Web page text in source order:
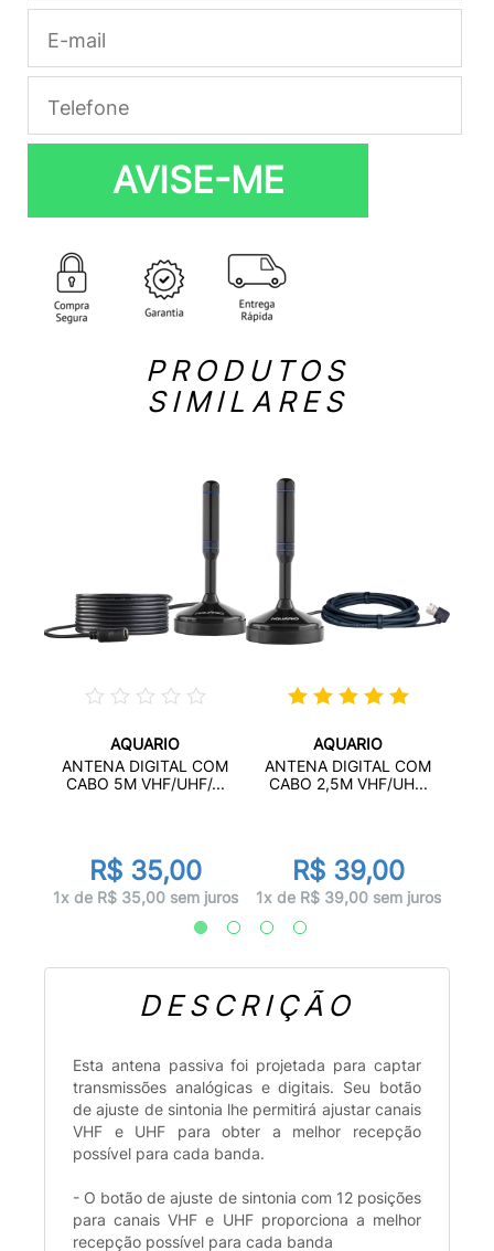
AVISE-ME
PRODUTOS
SIMILARES
AQUARIO
ANTENA DIGITAL COM
CABO 5M VHF/UHF/...
R$ 35,00
1x de R$ 35,00 sem juros
AQUARIO
ANTENA DIGITAL COM
CABO 2,5M VHF/UH...
R$ 39,00
1x de R$ 39,00 sem juros
DESCRIÇÃO
Esta antena passiva foi projetada para captar
transmissões analógicas e digitais. Seu botão
de ajuste de sintonia lhe permitirá ajustar canais
VHF e UHF para obter a melhor recepção
possível para cada banda.
- O botão de ajuste de sintonia com 12 posições
para canais VHF e UHF proporciona a melhor
recepção possível para cada banda